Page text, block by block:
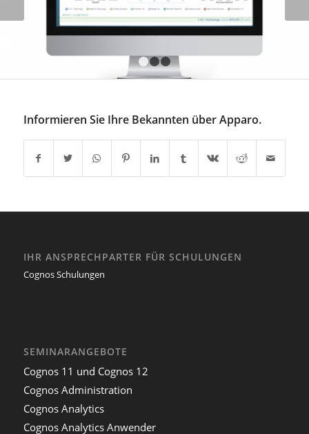
Informieren Sie Ihre Bekannten über Apparo.
IHR ANSPRECHPARTER FÜR SCHULUNGEN
Cognos Schulungen
SEMINARANGEBOTE
Cognos 11 und Cognos 12
Cognos Administration
Cognos Analytics
Cognos Analytics Anwender